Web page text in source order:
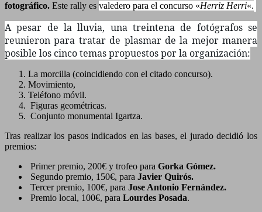
fotográfico. Este rally es valedero para el concurso «Herriz Herri«.
A pesar de la lluvia, una treintena de fotógrafos se
reunieron para tratar de plasmar de la mejor manera
posible los cinco temas propuestos por la organización:
La morcilla (coincidiendo con el citado concurso).
Movimiento,
Teléfono móvil.
Figuras geométricas.
Conjunto monumental Igartza.
Tras realizar los pasos indicados en las bases, el jurado decidió los
premios:
Primer premio, 200€ y trofeo para Gorka Gómez.
Segundo premio, 150€, para Javier Quirós.
Tercer premio, 100€, para Jose Antonio Fernández.
Premio local, 100€, para Lourdes Posada.